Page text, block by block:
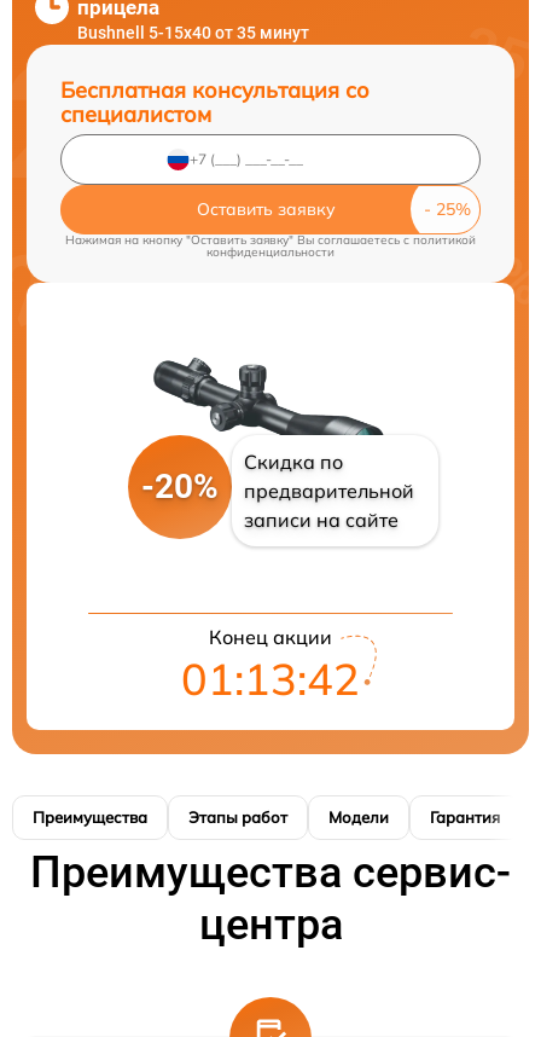
прицела
Bushnell 5-15x40 от 35 минут
Бесплатная консультация со
специалистом
Оставить заявку
Нажимая на кнопку "Оставить заявку" Вы соглашаетесь cполитикой
конфиденциальности
-20%
Скидка по
предварительной
записи на сайте
Конец акции
01:13:41
Преимущества Этапы работ Модели Гарантия
Преимущества сервис-
центра